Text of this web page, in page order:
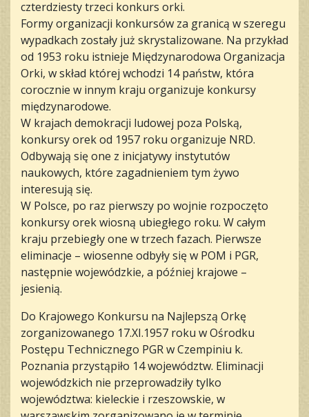
czterdziesty trzeci konkurs orki.
Formy organizacji konkursów za granicą w szeregu
wypadkach zostały już skrystalizowane. Na przykład
od 1953 roku istnieje Międzynarodowa Organizacja
Orki, w skład której wchodzi 14 państw, która
corocznie w innym kraju organizuje konkursy
międzynarodowe.
W krajach demokracji ludowej poza Polską,
konkursy orek od 1957 roku organizuje NRD.
Odbywają się one z inicjatywy instytutów
naukowych, które zagadnieniem tym żywo
interesują się.
W Polsce, po raz pierwszy po wojnie rozpoczęto
konkursy orek wiosną ubiegłego roku. W całym
kraju przebiegły one w trzech fazach. Pierwsze
eliminacje – wiosenne odbyły się w POM i PGR,
następnie wojewódzkie, a później krajowe –
jesienią.
Do Krajowego Konkursu na Najlepszą Orkę
zorganizowanego 17.XI.1957 roku w Ośrodku
Postępu Technicznego PGR w Czempiniu k.
Poznania przystąpiło 14 województw. Eliminacji
wojewódzkich nie przeprowadziły tylko
województwa: kieleckie i rzeszowskie, w